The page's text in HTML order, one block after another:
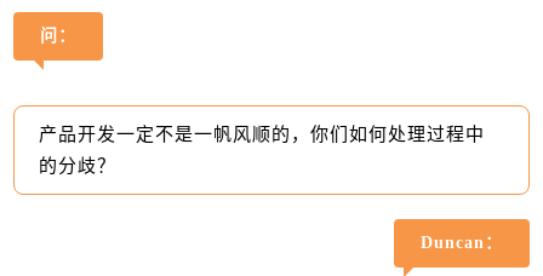
问：
产品开发一定不是一帆风顺的，你们如何处理过程中
的分歧？
Duncan：